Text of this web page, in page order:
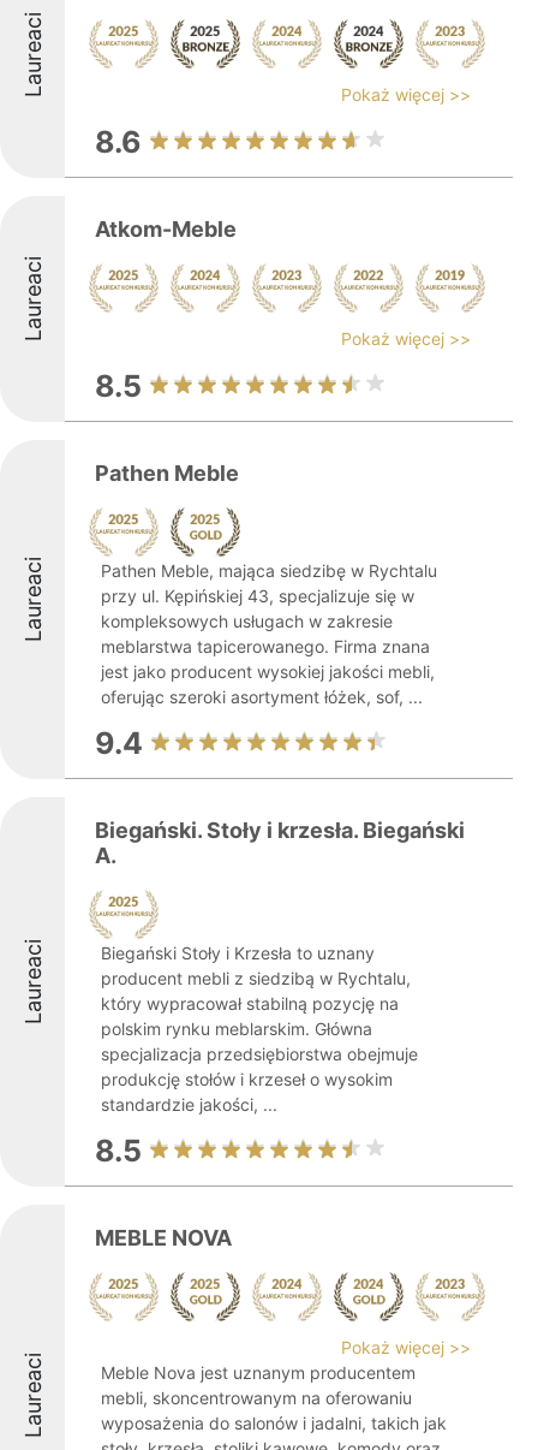
Laureaci Pokaż więcej >>
8.6
Laureaci
Atkom-Meble
Pokaż więcej >>
8.5
Laureaci
Pathen Meble
Pathen Meble, mająca siedzibę w Rychtalu
przy ul. Kępińskiej 43, specjalizuje się w
kompleksowych usługach w zakresie
meblarstwa tapicerowanego. Firma znana
jest jako producent wysokiej jakości mebli,
oferując szeroki asortyment łóżek, sof, ...
9.4
Laureaci
Biegański. Stoły i krzesła. Biegański
A.
Biegański Stoły i Krzesła to uznany
producent mebli z siedzibą w Rychtalu,
który wypracował stabilną pozycję na
polskim rynku meblarskim. Główna
specjalizacja przedsiębiorstwa obejmuje
produkcję stołów i krzeseł o wysokim
standardzie jakości, ...
8.5
Laureaci
MEBLE NOVA
Pokaż więcej >>
Meble Nova jest uznanym producentem
mebli, skoncentrowanym na oferowaniu
wyposażenia do salonów i jadalni, takich jak